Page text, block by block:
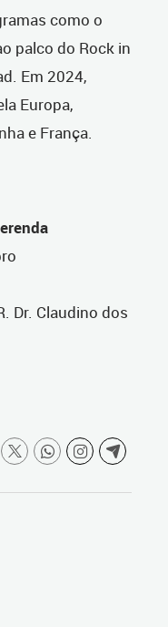
como o
palco do Rock in
Em 2024,
Europa,
e França.
Dr. Claudino dos